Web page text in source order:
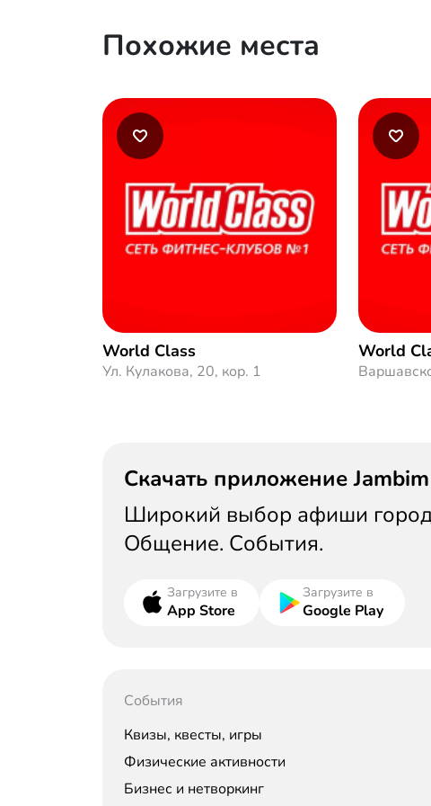
Похожие места
World Class
Ул. Кулакова, 20, кор. 1
World
Скачать приложение Jambim
Широкий выбор афиши
Общение. События.
Загрузите в
App Store
Загрузите в
Google Play
События
Квизы, квесты, игры
Физические активности
Бизнес и нетворкинг